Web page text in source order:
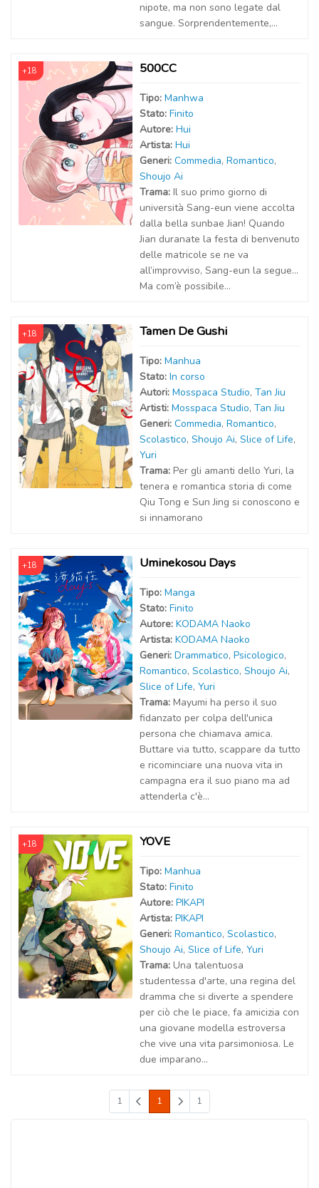
nipote, ma non sono legate dal
sangue. Sorprendentemente,...
+18 500CC
Tipo: Manhwa
Stato: Finito
Autore: Hui
Artista: Hui
Generi: Commedia, Romantico,
Shoujo Ai
Trama: Il suo primo giorno di
università Sang-eun viene accolta
dalla bella sunbae Jian! Quando
Jian duranate la festa di benvenuto
delle matricole se ne va
all’improvviso, Sang-eun la segue...
Ma com’è possibile...
+18 Tamen De Gushi
Tipo: Manhua
Stato: In corso
Autori: Mosspaca Studio, Tan Jiu
Artisti: Mosspaca Studio, Tan Jiu
Generi: Commedia, Romantico,
Scolastico, Shoujo Ai, Slice of Life,
Yuri
Trama: Per gli amanti dello Yuri, la
tenera e romantica storia di come
Qiu Tong e Sun Jing si conoscono e
si innamorano
+18 Uminekosou Days
Tipo: Manga
Stato: Finito
Autore: KODAMA Naoko
Artista: KODAMA Naoko
Generi: Drammatico, Psicologico,
Romantico, Scolastico, Shoujo Ai,
Slice of Life, Yuri
Trama: Mayumi ha perso il suo
fidanzato per colpa dell'unica
persona che chiamava amica.
Buttare via tutto, scappare da tutto
e ricominciare una nuova vita in
campagna era il suo piano ma ad
attenderla c'è...
+18 YOVE
Tipo: Manhua
Stato: Finito
Autore: PIKAPI
Artista: PIKAPI
Generi: Romantico, Scolastico,
Shoujo Ai, Slice of Life, Yuri
Trama: Una talentuosa
studentessa d'arte, una regina del
dramma che si diverte a spendere
per ciò che le piace, fa amicizia con
una giovane modella estroversa
che vive una vita parsimoniosa. Le
due imparano...
1 1 1